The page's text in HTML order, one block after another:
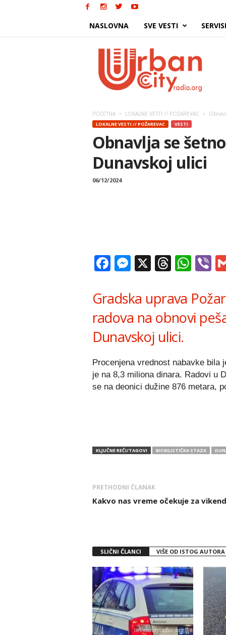
NASLOVNA SVE VESTI
POČETNA LOKALNE VESTI // POŽAREVAC
LOKALNE VESTI // POŽAREVAC VESTI
Obnavlja se
Dunavskoj ulici
06/12/2024
Facebook
Messenger
X
Gradska uprava
radova na obnovi
Dunavskoj ulici.
Procenjena vrednost nabavke bila
je na 8,3 miliona dinara. Radovi u
se na deonici dužine 876 metara,
KLJUČNE REČI/TAGOVI BICIKLISTIČKA STAZA
PRETHODNI ČLANAK
Kakvo nas vreme očekuje za vikend
SLIČNI ČLANCI VIŠE OD ISTOG AUTORA